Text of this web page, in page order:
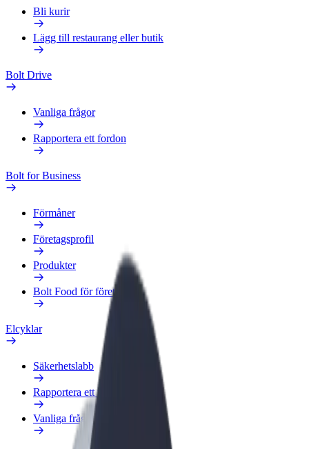
Bli kurir
Lägg till restaurang eller butik
Bolt Drive
Vanliga frågor
Rapportera ett fordon
Bolt for Business
Förmåner
Företagsprofil
Produkter
Bolt Food för företag
Elcyklar
Säkerhetslabb
Rapportera ett problem
Vanliga frågor